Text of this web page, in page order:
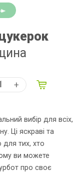
+
вибір для всіх,
Ці яскраві та
для тих, хто
ви можете
про своє